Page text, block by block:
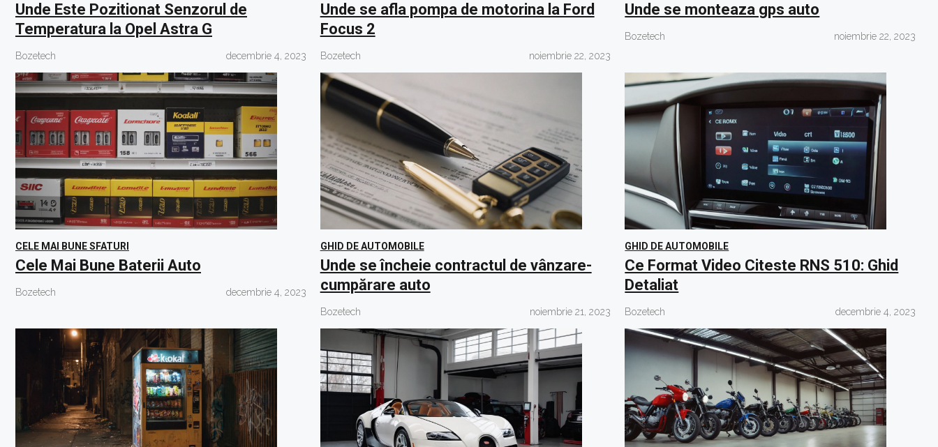
Unde Este Pozitionat Senzorul de
Temperatura la Opel Astra G
Bozetech decembrie 4, 2023
Unde se afla pompa de motorina la Ford
Focus 2
Bozetech noiembrie 22, 2023
Unde se monteaza gps auto
Bozetech noiembrie 22, 2023
CELE MAI BUNE SFATURI
Cele Mai Bune Baterii Auto
Bozetech decembrie 4, 2023
GHID DE AUTOMOBILE
Unde se încheie contractul de vânzare-
cumpărare auto
Bozetech noiembrie 21, 2023
GHID DE AUTOMOBILE
Ce Format Video Citeste RNS 510: Ghid
Detaliat
Bozetech decembrie 4, 2023